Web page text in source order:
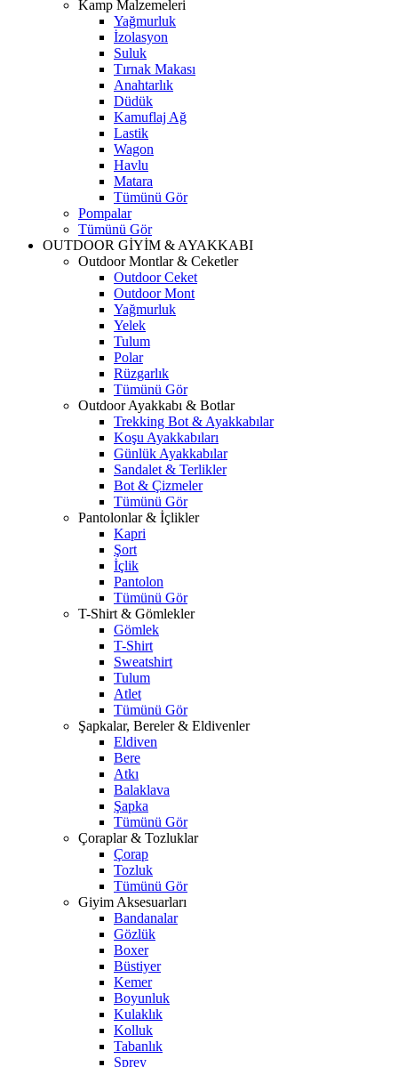
Kamp Malzemeleri
Yağmurluk
İzolasyon
Suluk
Tırnak Makası
Anahtarlık
Düdük
Kamuflaj Ağ
Lastik
Wagon
Havlu
Matara
Tümünü Gör
Pompalar
Tümünü Gör
OUTDOOR GİYİM & AYAKKABI
Outdoor Montlar & Ceketler
Outdoor Ceket
Outdoor Mont
Yağmurluk
Yelek
Tulum
Polar
Rüzgarlık
Tümünü Gör
Outdoor Ayakkabı & Botlar
Trekking Bot & Ayakkabılar
Koşu Ayakkabıları
Günlük Ayakkabılar
Sandalet & Terlikler
Bot & Çizmeler
Tümünü Gör
Pantolonlar & İçlikler
Kapri
Şort
İçlik
Pantolon
Tümünü Gör
T-Shirt & Gömlekler
Gömlek
T-Shirt
Sweatshirt
Tulum
Atlet
Tümünü Gör
Şapkalar, Bereler & Eldivenler
Eldiven
Bere
Atkı
Balaklava
Şapka
Tümünü Gör
Çoraplar & Tozluklar
Çorap
Tozluk
Tümünü Gör
Giyim Aksesuarları
Bandanalar
Gözlük
Boxer
Büstiyer
Kemer
Boyunluk
Kulaklık
Kolluk
Tabanlık
Sprey